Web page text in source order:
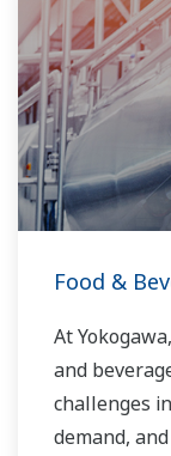
need to be
of product,
routine
portfolio,
global sales
has a
Food &
At
and
challenges
demand,